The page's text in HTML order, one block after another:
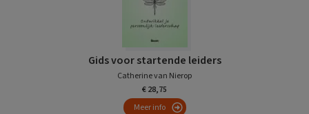
Gids voor startende leiders
Catherine van Nierop
€ 28,75
Meer info